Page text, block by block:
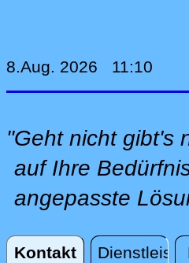
8.Aug. 2026 11:10
"Geht nicht gibt's
auf Ihre
angepasste
Kontakt